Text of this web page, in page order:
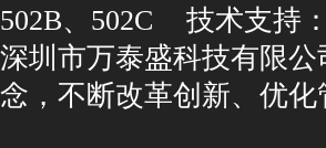
502B、502C
技术支持：
深圳市万泰盛科技有限
念，不断改革创新、优